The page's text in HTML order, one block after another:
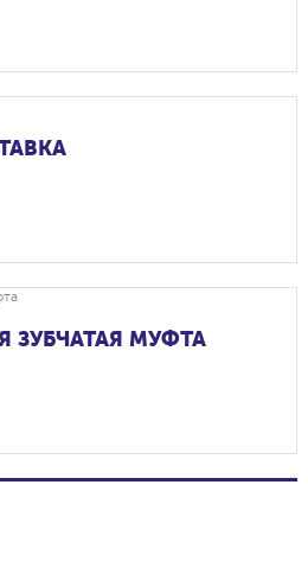
ЗУБЧАТАЯ МУФТА